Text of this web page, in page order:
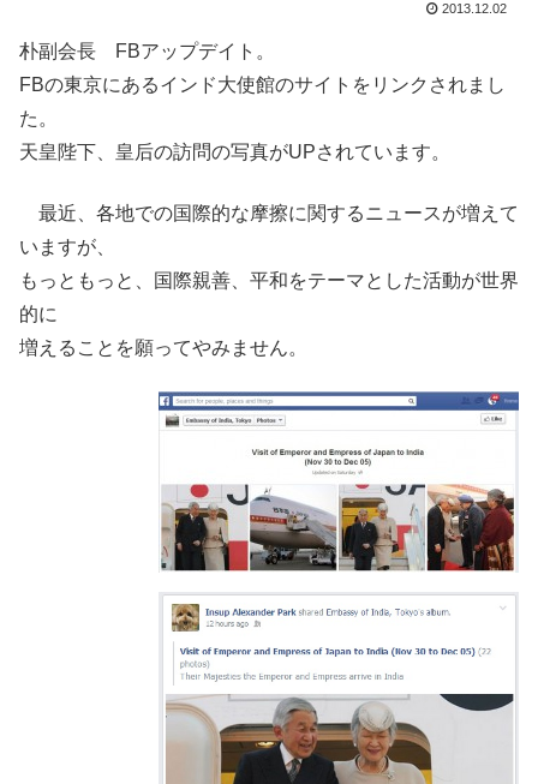
2013.12.02
朴副会長 FBアップデイト。
FBの東京にあるインド大使館のサイトをリンクされまし
た。
天皇陛下、皇后の訪問の写真がUPされています。
最近、各地での国際的な摩擦に関するニュースが増えて
いますが、
もっともっと、国際親善、平和をテーマとした活動が世界
的に
増えることを願ってやみません。